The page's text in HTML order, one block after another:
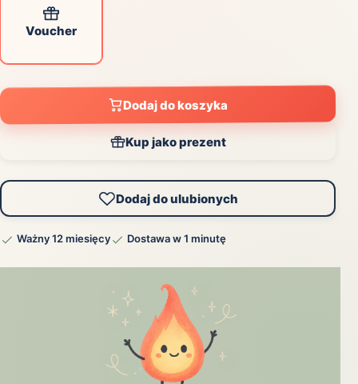
Voucher
Dodaj do koszyka
Kup jako prezent
Dodaj do ulubionych
Ważny 12 miesięcy Dostawa w 1 minutę